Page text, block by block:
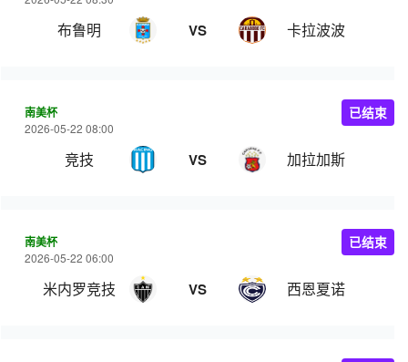
布鲁明 VS 卡拉波波
南美杯
2026-05-22 08:00
竞技 VS 加拉加斯
已结束
南美杯
2026-05-22 06:00
米内罗竞技 VS 西恩夏诺
已结束